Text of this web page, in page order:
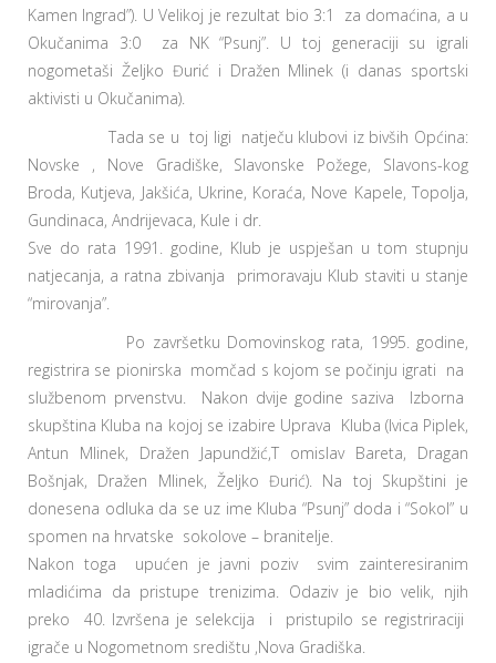
Kamen Ingrad”). U Velikoj je rezultat bio 3:1 za domaćina, a u
Okučanima 3:0 za NK “Psunj”. U toj generaciji su igrali
nogometaši Željko Đurić i Dražen Mlinek (i danas sportski
aktivisti u Okučanima).
Tada se u toj ligi natječu klubovi iz bivših Općina:
Novske , Nove Gradiške, Slavonske Požege, Slavons-kog
Broda, Kutjeva, Jakšića, Ukrine, Koraća, Nove Kapele, Topolja,
Gundinaca, Andrijevaca, Kule i dr.
Sve do rata 1991. godine, Klub je uspješan u tom stupnju
natjecanja, a ratna zbivanja primoravaju Klub staviti u stanje
“mirovanja”.
Po završetku Domovinskog rata, 1995. godine,
registrira se pionirska momčad s kojom se počinju igrati na
službenom prvenstvu. Nakon dvije godine saziva Izborna
skupština Kluba na kojoj se izabire Uprava Kluba (Ivica Piplek,
Antun Mlinek, Dražen Japundžić,T omislav Bareta, Dragan
Bošnjak, Dražen Mlinek, Željko Đurić). Na toj Skupštini je
donesena odluka da se uz ime Kluba “Psunj” doda i “Sokol” u
spomen na hrvatske sokolove – branitelje.
Nakon toga upućen je javni poziv svim zainteresiranim
mladićima da pristupe trenizima. Odaziv je bio velik, njih
preko 40. Izvršena je selekcija i pristupilo se registriraciji
igrače u Nogometnom središtu ,Nova Gradiška.